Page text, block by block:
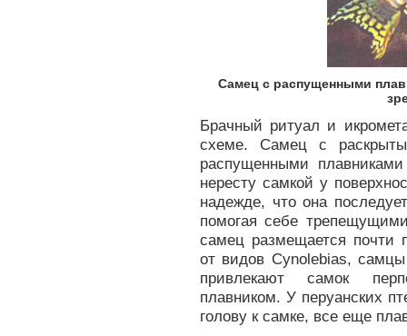
Самец с распущенными
Брачный ритуал и
схеме. Самец с
распущенными
нересту самкой у
надежде, что она
помогая себе
самец размещается почти
от видов Cynolebias,
привлекают самок
плавником. У перуанских
голову к самке, все еще